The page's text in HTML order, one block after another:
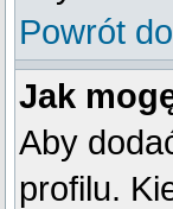
Powrót
Jak
Aby
profilu.